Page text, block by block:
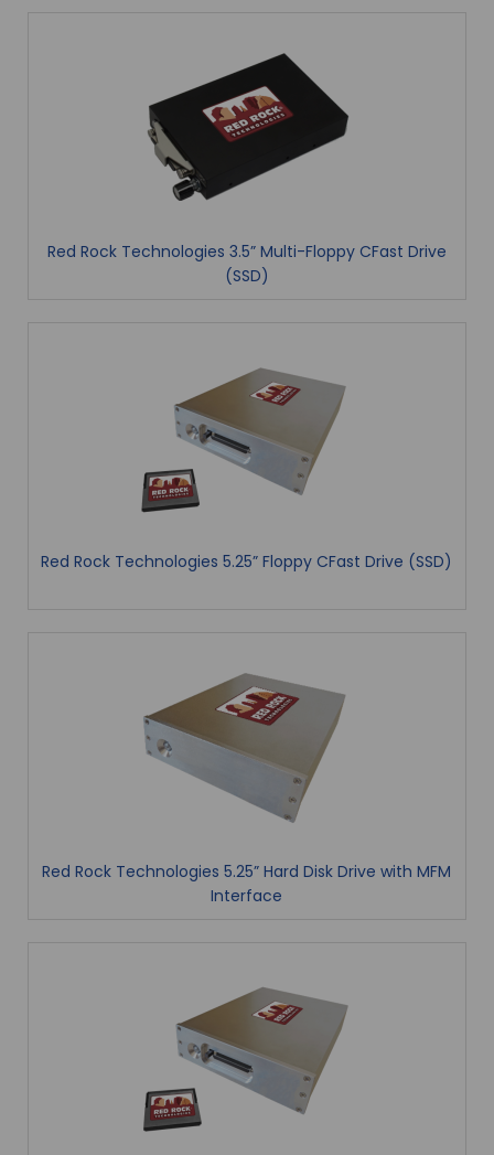
Red Rock Technologies 3.5” Multi-Floppy CFast Drive
(SSD)
Red Rock Technologies 5.25” Floppy CFast Drive (SSD)
Red Rock Technologies 5.25” Hard Disk Drive with MFM
Interface